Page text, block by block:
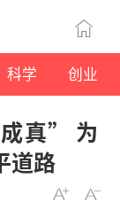
科学 创业
真” 为
道路